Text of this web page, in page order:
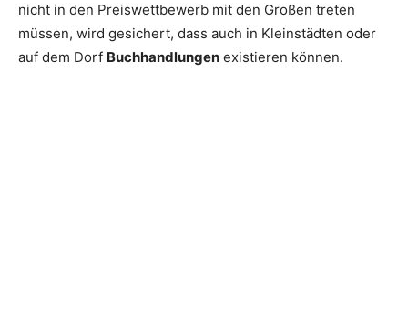
nicht in den Preiswettbewerb mit den Großen treten
müssen, wird gesichert, dass auch in Kleinstädten oder
auf dem Dorf Buchhandlungen existieren können.